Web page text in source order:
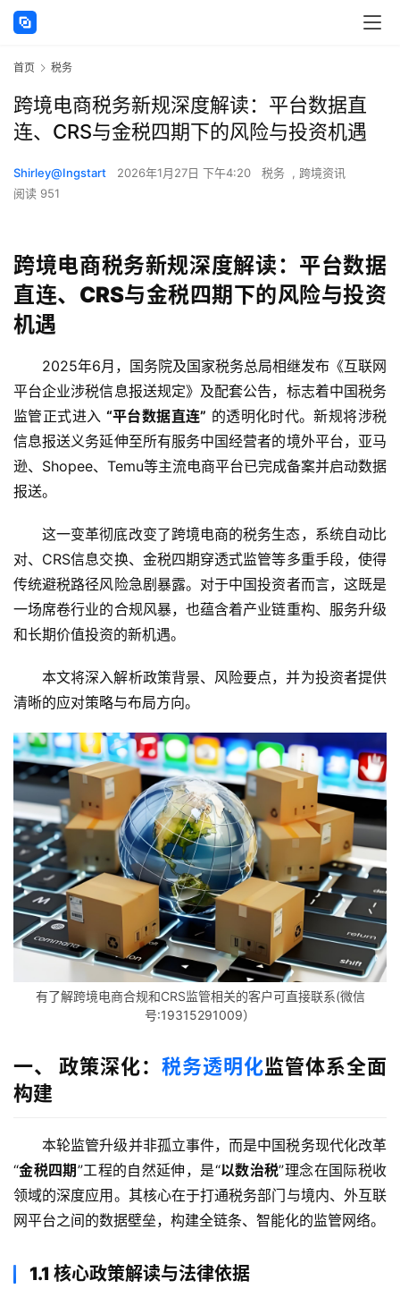
首页 税务
跨境电商税务新规深度解读：平台数据直
连、CRS与金税四期下的风险与投资机遇
Shirley@Ingstart 2026年1月27日 下午4:20 税务 , 跨境资讯
阅读 951
跨境电商税务新规深度解读：平台数据
直连、CRS与金税四期下的风险与投资
机遇
2025年6月，国务院及国家税务总局相继发布《互联网
平台企业涉税信息报送规定》及配套公告，标志着中国税务
监管正式进入 “平台数据直连” 的透明化时代。新规将涉税
信息报送义务延伸至所有服务中国经营者的境外平台，亚马
逊、Shopee、Temu等主流电商平台已完成备案并启动数据
报送。
这一变革彻底改变了跨境电商的税务生态，系统自动比
对、CRS信息交换、金税四期穿透式监管等多重手段，使得
传统避税路径风险急剧暴露。对于中国投资者而言，这既是
一场席卷行业的合规风暴，也蕴含着产业链重构、服务升级
和长期价值投资的新机遇。
本文将深入解析政策背景、风险要点，并为投资者提供
清晰的应对策略与布局方向。
有了解跨境电商合规和CRS监管相关的客户可直接联系(微信
号:19315291009）
一、 政策深化： 税务透明化监管体系全面
构建
本轮监管升级并非孤立事件，而是中国税务现代化改革
“金税四期”工程的自然延伸，是“以数治税”理念在国际税收
领域的深度应用。其核心在于打通税务部门与境内、外互联
网平台之间的数据壁垒，构建全链条、智能化的监管网络。
1.1 核心政策解读与法律依据